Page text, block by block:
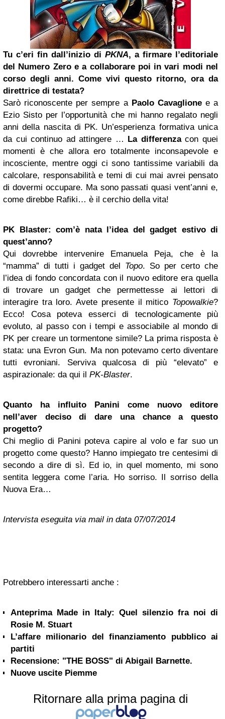
Tu c’eri fin dall’inizio di PKNA, a firmare l’editoriale
del Numero Zero e a collaborare poi in vari modi nel
corso degli anni. Come vivi questo ritorno, ora da
direttrice di testata?
Sarò riconoscente per sempre a Paolo Cavaglionee a
Ezio Sisto per l’opportunità che mi hanno regalato negli
anni della nascita di PK. Un’esperienza formativa unica
da cui continuo ad attingere … La differenzacon quei
momenti è che allora ero totalmente inconsapevole e
incosciente, mentre oggi ci sono tantissime variabili da
calcolare, responsabilità e temi di cui mai avrei pensato
di dovermi occupare. Ma sono passati quasi vent’anni e,
come direbbe Rafiki… è il cerchio della vita!
PK Blaster: com’è nata l’idea del gadget estivo di
quest’anno?
Qui dovrebbe intervenire Emanuela Peja, che è la
“mamma” di tutti i gadget del Topo. So per certo che
l’idea di fondo concordata con il nuovo editore era quella
di trovare un gadget che permettesse ai lettori di
interagire tra loro. Avete presente il mitico Topowalkie?
Ecco! Cosa poteva esserci di tecnologicamente più
evoluto, al passo con i tempi e associabile al mondo di
PK per creare un tormentone simile? La prima risposta è
stata: una Evron Gun. Ma non potevamo certo diventare
tutti evroniani. Serviva qualcosa di più “elevato” e
aspirazionale: da qui il PK-Blaster.
Quanto ha influito Panini come nuovo editore
nell’aver deciso di dare una chance a questo
progetto?
Chi meglio di Panini poteva capire al volo e far suo un
progetto come questo? Hanno impiegato tre centesimi di
secondo a dire di sì. Ed io, in quel momento, mi sono
sentita leggera come l’aria. Ho sorriso. Il sorriso della
Nuova Era…
Intervista eseguita via mail in data 07/07/2014
Potrebbero interessarti anche :
Anteprima Made in Italy: Quel silenzio fra noi di
Rosie M. Stuart
L’affare milionario del finanziamento pubblico ai
partiti
Recensione: "THE BOSS" di Abigail Barnette.
Nuove uscite Piemme
Ritornare alla prima pagina di